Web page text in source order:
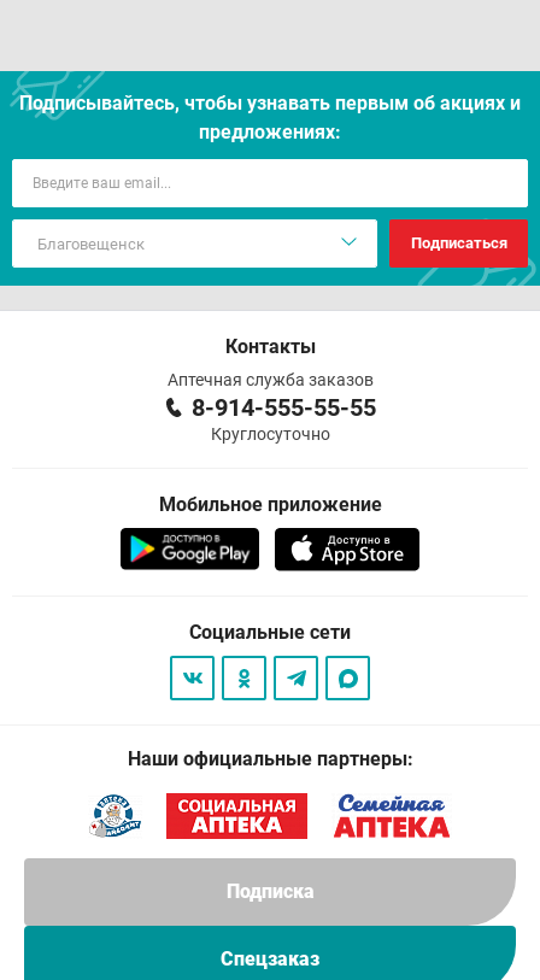
Подписка
Спецзаказ
Подписывайтесь, чтобы узнавать первым об акцияx и
предложениях:
Подписаться
Контакты
Аптечная служба заказов
8-914-555-55-55
Круглосуточно
Мобильное приложение
Социальные сети
Наши официальные партнеры: